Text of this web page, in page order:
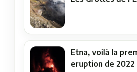
Etna, voilà la
eruption de 2022